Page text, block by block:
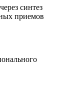
синтез
приемов